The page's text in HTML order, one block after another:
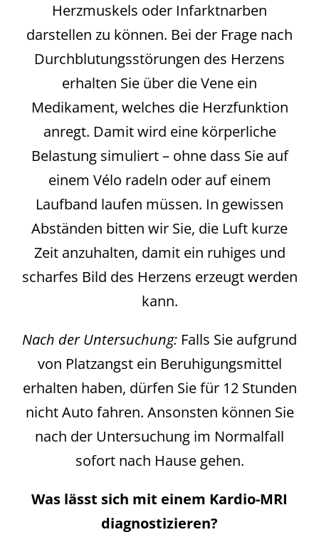
Herzmuskels oder Infarktnarben
darstellen zu können. Bei der Frage nach
Durchblutungsstörungen des Herzens
erhalten Sie über die Vene ein
Medikament, welches die Herzfunktion
anregt. Damit wird eine körperliche
Belastung simuliert – ohne dass Sie auf
einem Vélo radeln oder auf einem
Laufband laufen müssen. In gewissen
Abständen bitten wir Sie, die Luft kurze
Zeit anzuhalten, damit ein ruhiges und
scharfes Bild des Herzens erzeugt werden
kann.
Nach der Untersuchung: Falls Sie aufgrund
von Platzangst ein Beruhigungsmittel
erhalten haben, dürfen Sie für 12 Stunden
nicht Auto fahren. Ansonsten können Sie
nach der Untersuchung im Normalfall
sofort nach Hause gehen.
Was lässt sich mit einem Kardio-MRI
diagnostizieren?